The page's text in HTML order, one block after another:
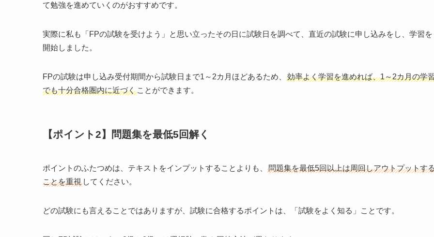
て勉強を進めていくのがおすすめです。
実際に私も「FPの試験を受けよう」と思い立ったその日に試験日を調べて、直近の試験に申し込みをし、学習を
開始しました。
FPの試験は申し込み受付期間から試験日まで1～2カ月ほどあるため、
効率よく学習を進めれば、1～2カ月の学
でも十分合格圏内に近づく ことができます。
【ポイント2】問題集を最低5回解く
ポイントのふたつめは、テキストをインプットすることよりも、
問題集を最低5回以上は周回しアウトプットす
ことを重視 してください。
どの試験にも言えることではありますが、試験に合格するポイントは、「試験をよく知る」ことです。